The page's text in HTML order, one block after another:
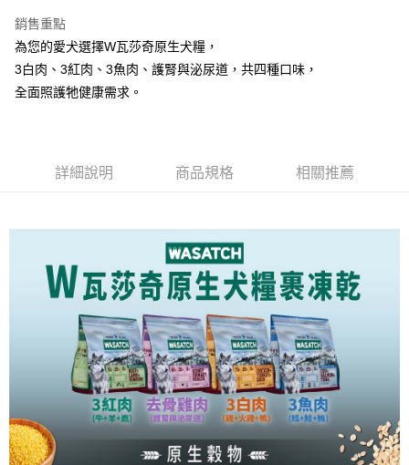
全家取貨付款
每筆NT$60，滿NT$1,000(含以上)免運費
銷售重點
為您的愛犬選擇W瓦莎奇原生犬糧，
3白肉、3紅肉、3魚肉、護腎與泌尿道，共四種口味，
全面照護牠健康需求。
詳細說明 商品規格 相關推薦